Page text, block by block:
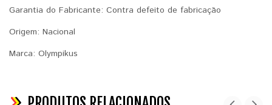
Garantia do Fabricante: Contra defeito de fabricação
Origem: Nacional
Marca: Olympikus